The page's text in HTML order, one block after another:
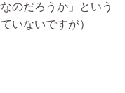
のだろうか」という
いないですが）